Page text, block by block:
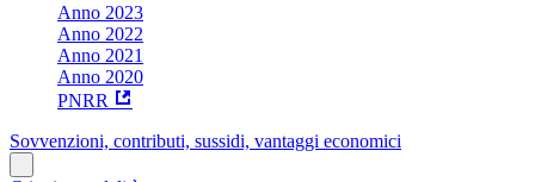
Anno 2023
Anno 2022
Anno 2021
Anno 2020
PNRR
Sovvenzioni, contributi, sussidi, vantaggi economici